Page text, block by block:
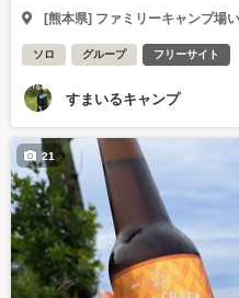
[熊本県] ファミリーキャンプ場
ソロ グループ フリーサイト
すまいるキャンプ
21